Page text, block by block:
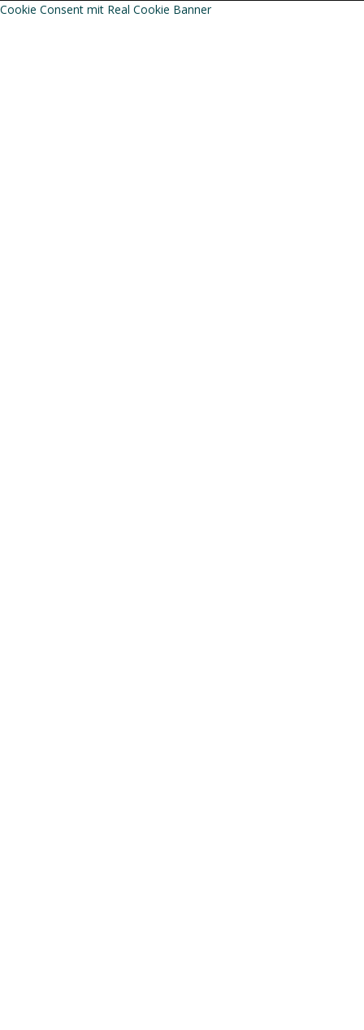
Cookie Consent mit Real Cookie Banner